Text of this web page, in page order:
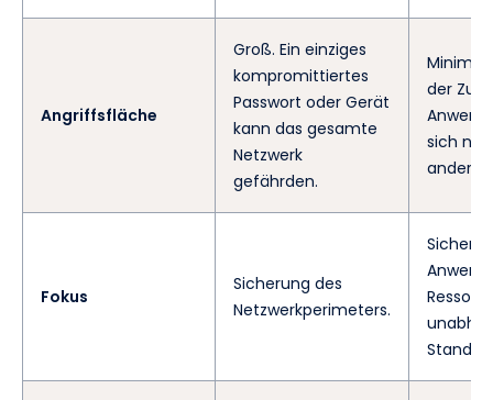
Angriffsfläche
Groß. Ein einziges
kompromittiertes
Passwort oder Gerät
kann das gesamte
Netzwerk
gefährden.
der
sich
Fokus
Sicherung des
Netzwerkperimeters.